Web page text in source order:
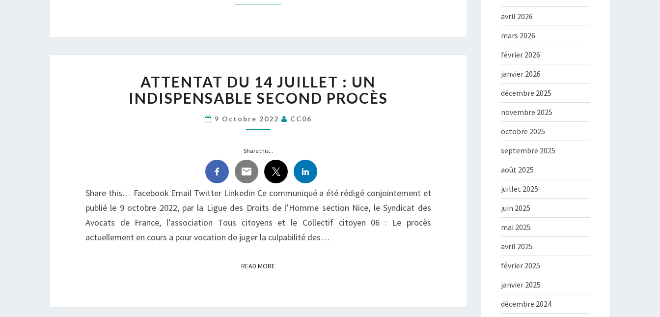
DU
14
JUILLET
: UN
INDISPENSABLE
PROCÈS
ATTENTAT DU 14 JUILLET : UN
INDISPENSABLE SECOND PROCÈS
9 Octobre 2022 CC06
Share this...
Share this… Facebook Email Twitter Linkedin Ce communiqué a été rédigé conjointement et
publié le 9 octobre 2022, par la Ligue des Droits de l’Homme section Nice, le Syndicat des
Avocats de France, l’association Tous citoyens et le Collectif citoyen 06 : Le procès
actuellement en cours a pour vocation de juger la culpabilité des…
READ MOREREAD MORE
avril 2026
mars 2026
février 2026
janvier 2026
décembre 2025
novembre 2025
octobre 2025
septembre 2025
août 2025
juillet 2025
juin 2025
mai 2025
avril 2025
février 2025
janvier 2025
décembre 2024